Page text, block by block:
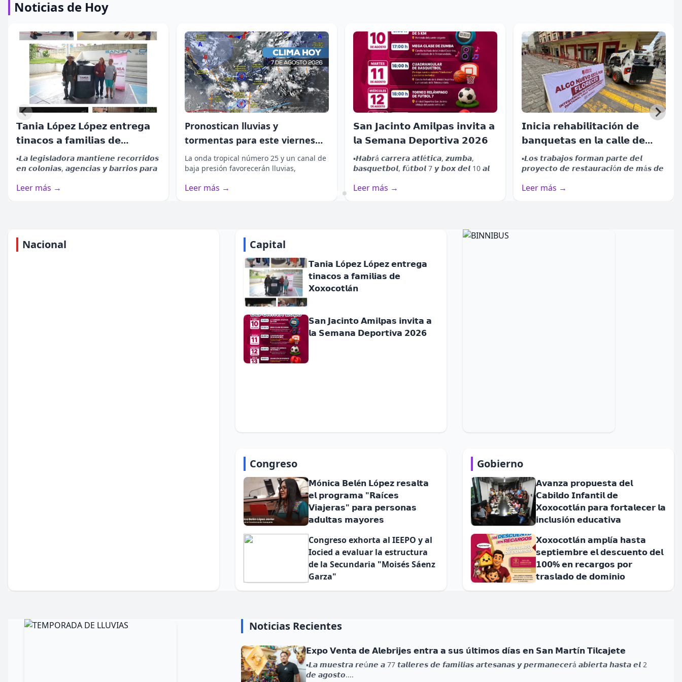
𝗗𝗼𝗻𝗮𝗷í… 𝗟𝗮 𝗟𝗲𝘆𝗲𝗻𝗱𝗮
𝘁𝗲𝗻𝗱𝗿á 𝘀𝘂 ú𝗹𝘁𝗶𝗺𝗮
𝗳𝘂𝗻𝗰𝗶ó𝗻 𝗲𝘀𝘁𝗲 𝗱𝗼𝗺𝗶𝗻𝗴𝗼
▪️𝙀𝙡 𝙚𝙨𝙥𝙚𝙘𝙩á𝙘𝙪𝙡𝙤 𝙨𝙚
𝙥𝙧𝙚𝙨𝙚𝙣𝙩𝙖𝙧á 𝙖 𝙡𝙖𝙨 20:00 𝙝𝙤𝙧𝙖𝙨
𝙚𝙣 𝙚𝙡 𝘼𝙪𝙙𝙞𝙩𝙤𝙧𝙞𝙤 𝙂𝙪𝙚𝙡𝙖...
Noticias de Hoy
𝗧𝗮𝗻𝗶𝗮 𝗟ó𝗽𝗲𝘇 𝗟ó𝗽𝗲𝘇 𝗲𝗻𝘁𝗿𝗲𝗴𝗮
𝘁𝗶𝗻𝗮𝗰𝗼𝘀 𝗮 𝗳𝗮𝗺𝗶𝗹𝗶𝗮𝘀 𝗱𝗲
𝗫𝗼𝘅𝗼𝗰𝗼𝘁𝗹á𝗻
▪️𝙇𝙖 𝙡𝙚𝙜𝙞𝙨𝙡𝙖𝙙𝙤𝙧𝙖 𝙢𝙖𝙣𝙩𝙞𝙚𝙣𝙚 𝙧𝙚𝙘𝙤𝙧𝙧𝙞𝙙𝙤𝙨
𝙚𝙣 𝙘𝙤𝙡𝙤𝙣𝙞𝙖𝙨, 𝙖𝙜𝙚𝙣𝙘𝙞𝙖𝙨 𝙮 𝙗𝙖𝙧𝙧𝙞𝙤𝙨 𝙥𝙖𝙧𝙖
Leer más →
Pronostican lluvias y
tormentas para este viernes
en gran parte de Oaxaca
La onda tropical número 25 y un canal de
baja presión favorecerán lluvias,
Leer más →
𝗦𝗮𝗻 𝗝𝗮𝗰𝗶𝗻𝘁𝗼 𝗔𝗺𝗶𝗹𝗽𝗮𝘀 𝗶𝗻𝘃𝗶𝘁𝗮 𝗮
𝗹𝗮 𝗦𝗲𝗺𝗮𝗻𝗮 𝗗𝗲𝗽𝗼𝗿𝘁𝗶𝘃𝗮 𝟮𝟬𝟮𝟲
▪️𝙃𝙖𝙗𝙧á 𝙘𝙖𝙧𝙧𝙚𝙧𝙖 𝙖𝙩𝙡é𝙩𝙞𝙘𝙖, 𝙯𝙪𝙢𝙗𝙖,
𝙗𝙖𝙨𝙦𝙪𝙚𝙩𝙗𝙤𝙡, 𝙛ú𝙩𝙗𝙤𝙡 7 𝙮 𝙗𝙤𝙭 𝙙𝙚𝙡 10 𝙖𝙡
Leer más →
𝗜𝗻𝗶𝗰𝗶𝗮 𝗿𝗲𝗵𝗮𝗯𝗶𝗹𝗶𝘁𝗮𝗰𝗶ó𝗻 𝗱𝗲
𝗯𝗮𝗻𝗾𝘂𝗲𝘁𝗮𝘀 𝗲𝗻 𝗹𝗮 𝗰𝗮𝗹𝗹𝗲 𝗱𝗲
𝗚𝘂𝗲𝗿𝗿𝗲𝗿𝗼, 𝗲𝗻 𝗲𝗹 𝗖𝗲𝗻𝘁𝗿𝗼 𝗱𝗲
𝗢𝗮𝘅𝗮𝗰𝗮
▪️𝙇𝙤𝙨 𝙩𝙧𝙖𝙗𝙖𝙟𝙤𝙨 𝙛𝙤𝙧𝙢𝙖𝙣 𝙥𝙖𝙧𝙩𝙚 𝙙𝙚𝙡
𝙥𝙧𝙤𝙮𝙚𝙘𝙩𝙤 𝙙𝙚 𝙧𝙚𝙨𝙩𝙖𝙪𝙧𝙖𝙘𝙞ó𝙣 𝙙𝙚 𝙢á𝙨 𝙙𝙚
Leer más →
Nacional
"𝗦𝗼𝘆 𝗟𝘂𝗻𝗮" 𝗰𝗼𝗻 𝘂𝗻𝗮 𝗻𝘂𝗲𝘃𝗮
▪️𝙆𝙖𝙧𝙤𝙡 𝙎𝙚𝙫𝙞𝙡𝙡𝙖, 𝙈𝙞𝙘𝙝𝙖𝙚𝙡 𝙍𝙤𝙣𝙙𝙖 𝙮 𝙍𝙪𝙜𝙜𝙚𝙧𝙤
𝙋𝙖𝙨𝙦𝙪𝙖𝙧𝙚𝙡𝙡𝙞 𝙫𝙪𝙚𝙡𝙫𝙚𝙣 𝙥𝙖𝙧𝙖 𝙙𝙖𝙧 𝙘𝙤𝙣𝙩𝙞𝙣𝙪𝙞𝙙𝙖𝙙 𝙖
Capital
𝗧𝗮𝗻𝗶𝗮 𝗟ó𝗽𝗲𝘇 𝗟ó𝗽𝗲𝘇 𝗲𝗻𝘁𝗿𝗲𝗴𝗮
𝘁𝗶𝗻𝗮𝗰𝗼𝘀 𝗮 𝗳𝗮𝗺𝗶𝗹𝗶𝗮𝘀 𝗱𝗲
𝗫𝗼𝘅𝗼𝗰𝗼𝘁𝗹á𝗻
𝗦𝗮𝗻 𝗝𝗮𝗰𝗶𝗻𝘁𝗼 𝗔𝗺𝗶𝗹𝗽𝗮𝘀 𝗶𝗻𝘃𝗶𝘁𝗮 𝗮
𝗹𝗮 𝗦𝗲𝗺𝗮𝗻𝗮 𝗗𝗲𝗽𝗼𝗿𝘁𝗶𝘃𝗮 𝟮𝟬𝟮𝟲
Congreso
𝗠ó𝗻𝗶𝗰𝗮 𝗕𝗲𝗹é𝗻 𝗟ó𝗽𝗲𝘇 𝗿𝗲𝘀𝗮𝗹𝘁𝗮
𝗲𝗹 𝗽𝗿𝗼𝗴𝗿𝗮𝗺𝗮 "𝗥𝗮í𝗰𝗲𝘀
𝗩𝗶𝗮𝗷𝗲𝗿𝗮𝘀" 𝗽𝗮𝗿𝗮 𝗽𝗲𝗿𝘀𝗼𝗻𝗮𝘀
𝗮𝗱𝘂𝗹𝘁𝗮𝘀 𝗺𝗮𝘆𝗼𝗿𝗲𝘀
Congreso exhorta al IEEPO y al
Iocied a evaluar la estructura
de la Secundaria "Moisés Sáenz
Garza"
Gobierno
𝗔𝘃𝗮𝗻𝘇𝗮 𝗽𝗿𝗼𝗽𝘂𝗲𝘀𝘁𝗮 𝗱𝗲𝗹
𝗖𝗮𝗯𝗶𝗹𝗱𝗼 𝗜𝗻𝗳𝗮𝗻𝘁𝗶𝗹 𝗱𝗲
𝗫𝗼𝘅𝗼𝗰𝗼𝘁𝗹á𝗻 𝗽𝗮𝗿𝗮 𝗳𝗼𝗿𝘁𝗮𝗹𝗲𝗰𝗲𝗿 𝗹𝗮
𝗶𝗻𝗰𝗹𝘂𝘀𝗶ó𝗻 𝗲𝗱𝘂𝗰𝗮𝘁𝗶𝘃𝗮
𝗫𝗼𝘅𝗼𝗰𝗼𝘁𝗹á𝗻 𝗮𝗺𝗽𝗹í𝗮 𝗵𝗮𝘀𝘁𝗮
𝘀𝗲𝗽𝘁𝗶𝗲𝗺𝗯𝗿𝗲 𝗲𝗹 𝗱𝗲𝘀𝗰𝘂𝗲𝗻𝘁𝗼 𝗱𝗲𝗹
𝟭𝟬𝟬% 𝗲𝗻 𝗿𝗲𝗰𝗮𝗿𝗴𝗼𝘀 𝗽𝗼𝗿
𝘁𝗿𝗮𝘀𝗹𝗮𝗱𝗼 𝗱𝗲 𝗱𝗼𝗺𝗶𝗻𝗶𝗼
Noticias Recientes
𝗘𝘅𝗽𝗼 𝗩𝗲𝗻𝘁𝗮 𝗱𝗲 𝗔𝗹𝗲𝗯𝗿𝗶𝗷𝗲𝘀 𝗲𝗻𝘁𝗿𝗮 𝗮 𝘀𝘂𝘀 ú𝗹𝘁𝗶𝗺𝗼𝘀 𝗱í𝗮𝘀 𝗲𝗻 𝗦𝗮𝗻 𝗠𝗮𝗿𝘁í𝗻 𝗧𝗶𝗹𝗰𝗮𝗷𝗲𝘁𝗲
▪️𝙇𝙖 𝙢𝙪𝙚𝙨𝙩𝙧𝙖 𝙧𝙚ú𝙣𝙚 𝙖 77 𝙩𝙖𝙡𝙡𝙚𝙧𝙚𝙨 𝙙𝙚 𝙛𝙖𝙢𝙞𝙡𝙞𝙖𝙨 𝙖𝙧𝙩𝙚𝙨𝙖𝙣𝙖𝙨 𝙮 𝙥𝙚𝙧𝙢𝙖𝙣𝙚𝙘𝙚𝙧á 𝙖𝙗𝙞𝙚𝙧𝙩𝙖 𝙝𝙖𝙨𝙩𝙖 𝙚𝙡 2
𝙙𝙚 𝙖𝙜𝙤𝙨𝙩𝙤....